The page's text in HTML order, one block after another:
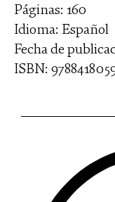
Páginas: 160
Idioma: Español
Fecha de
ISBN: